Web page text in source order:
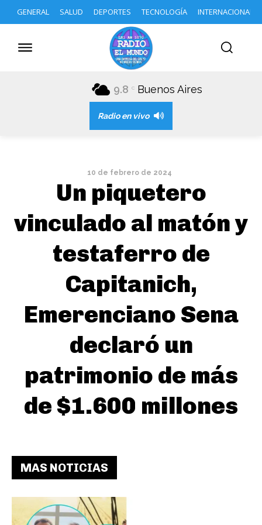
GENERAL SALUD DEPORTES TECNOLOGÍA INTERNACIONAL
9.8 C Buenos Aires
Radio en vivo
10 de febrero de 2024
Un piquetero
vinculado al matón y
testaferro de
Capitanich,
Emerenciano Sena
declaró un
patrimonio de más
de $1.600 millones
MAS NOTICIAS